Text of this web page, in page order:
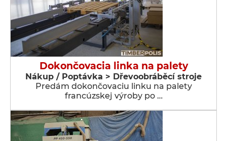
Dokončovacia linka na palety
Nákup / Poptávka > Dřevoobráběcí stroje
Predám dokončovaciu linku na palety
francúzskej výroby po …